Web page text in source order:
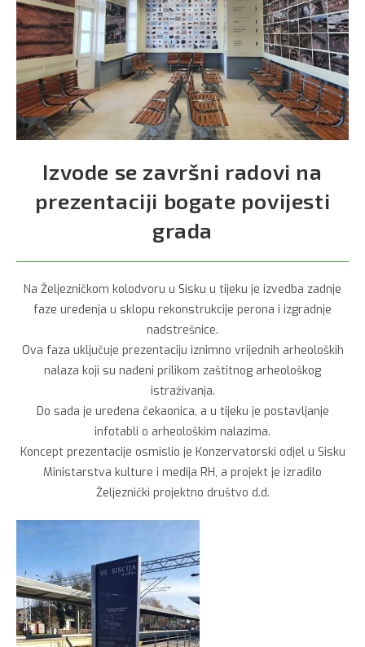
Izvode se završni radovi na
prezentaciji bogate povijesti
grada
Na Željezničkom kolodvoru u Sisku u tijeku je izvedba zadnje
faze uređenja u sklopu rekonstrukcije perona i izgradnje
nadstrešnice.
Ova faza uključuje prezentaciju iznimno vrijednih arheoloških
nalaza koji su nađeni prilikom zaštitnog arheološkog
istraživanja.
Do sada je uređena čekaonica, a u tijeku je postavljanje
infotabli o arheološkim nalazima.
Koncept prezentacije osmislio je Konzervatorski odjel u Sisku
Ministarstva kulture i medija RH, a projekt je izradilo
Željeznički projektno društvo d.d.